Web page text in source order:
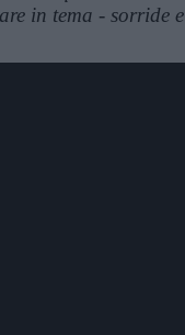
in tema - sorride e